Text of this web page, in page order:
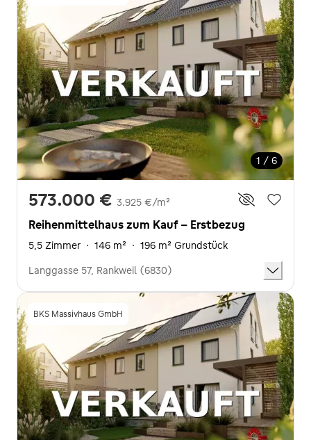
1 / 6
573.000 € 3.925 €/m²
Reihenmittelhaus zum Kauf - Erstbezug
5,5 Zimmer · 146 m² · 196 m² Grundstück
Langgasse 57, Rankweil (6830)
BKS Massivhaus GmbH